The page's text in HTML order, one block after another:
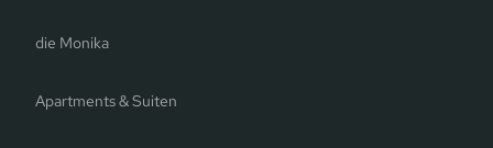
die Monika
Apartments & Suiten